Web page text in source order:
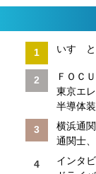
いすゞ
ＦＯＣ
東京エ
半導体
横浜通
通関士
インタ